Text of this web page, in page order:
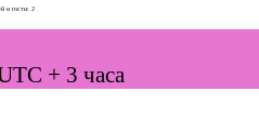
и гости: 2
+ 3 часа